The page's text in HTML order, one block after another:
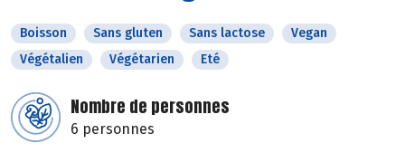
Boisson Sans gluten Sans lactose
Vegan
Végétalien
Végétarien Eté
Nombre de personnes
6 personnes